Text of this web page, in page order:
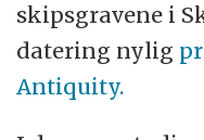
skipsgravene i
datering nylig
Antiquity.